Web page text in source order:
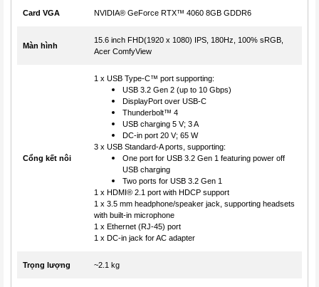
Card VGA NVIDIA® GeForce RTX™ 4060 8GB GDDR6
Màn hình
15.6 inch FHD(1920 x 1080) IPS, 180Hz, 100% sRGB,
Acer ComfyView
Cổng kết nôi
1 x USB Type-C™ port supporting:
USB 3.2 Gen 2 (up to 10 Gbps)
DisplayPort over USB-C
Thunderbolt™ 4
USB charging 5 V; 3 A
DC-in port 20 V; 65 W
3 x USB Standard-A ports, supporting:
One port for USB 3.2 Gen 1 featuring power off
USB charging
Two ports for USB 3.2 Gen 1
1 x HDMI® 2.1 port with HDCP support
1 x 3.5 mm headphone/speaker jack, supporting headsets
with built-in microphone
1 x Ethernet (RJ-45) port
1 x DC-in jack for AC adapter
Trọng lượng ~2.1 kg